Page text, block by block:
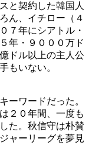
と契約した韓国人
ん、イチロー（４
７年にシアトル・
年・９０００万ド
ドル以上の主人公
もいない。
ーワードだった。
２０年間、一度も
た。秋信守は朴賛
ャーリーグを夢見